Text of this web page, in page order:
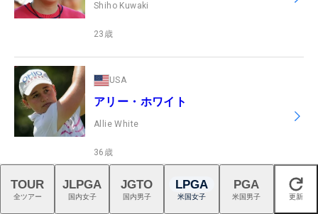
Shiho Kuwaki
23 歳
USA
アリー・ホワイト
Allie White
36 歳
USA
閉じる
TOUR
全ツアー
JLPGA
国内女子
JGTO
国内男子
LPGA
米国女子
PGA
米国男子 更新